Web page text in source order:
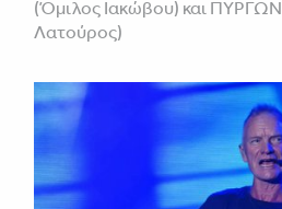
(Όμιλος Ιακώβου) και
Λατούρος)